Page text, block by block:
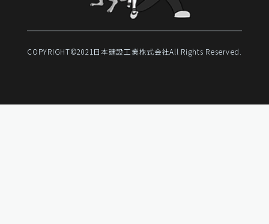
COPYRIGHT©2021⽇本建設⼯業株式会社All Rights Reserved.